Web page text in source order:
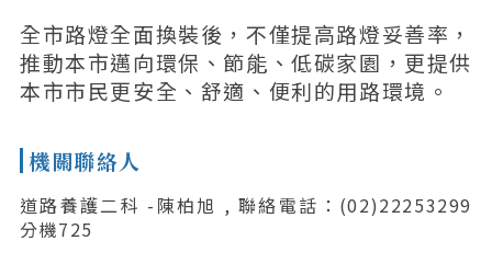
全市路燈全面換裝後，不僅提高路燈妥善率，
推動本市邁向環保、節能、低碳家園，更提供
本市市民更安全、舒適、便利的用路環境。
機關聯絡人
道路養護二科 -陳柏旭 , 聯絡電話：(02)22253299
分機725